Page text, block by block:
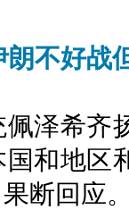
朗不好战
希齐
和地区
断回应